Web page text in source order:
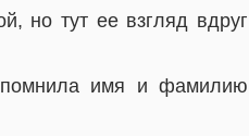
но тут ее взгляд вдруг
имя и фамилию